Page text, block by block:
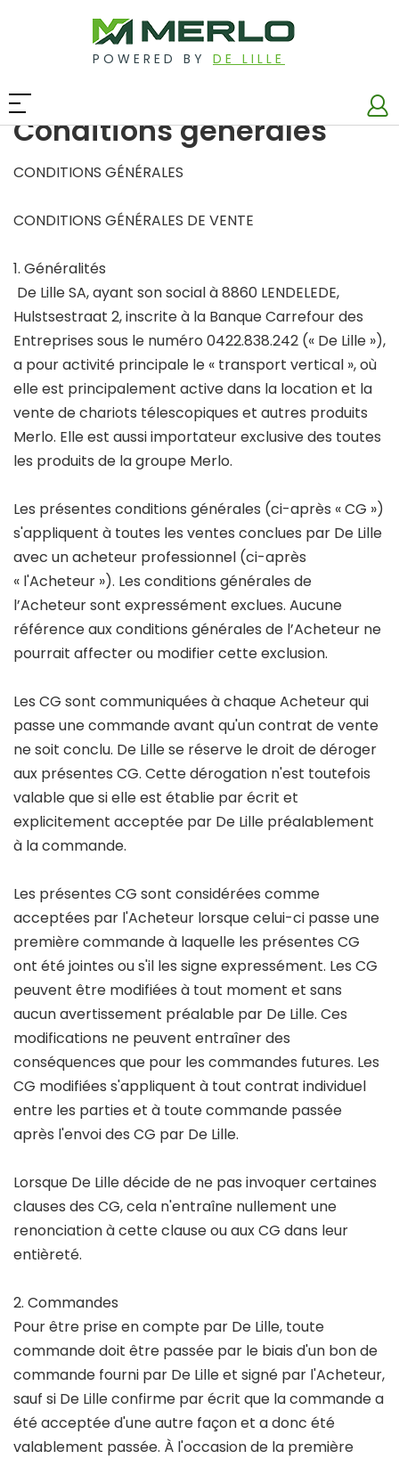
POWERED BY DE LILLE
Conditions générales
CONDITIONS GÉNÉRALES
CONDITIONS GÉNÉRALES DE VENTE
1. Généralités
De Lille SA, ayant son social à 8860 LENDELEDE,
Hulstsestraat 2, inscrite à la Banque Carrefour des
Entreprises sous le numéro 0422.838.242 (« De Lille »),
a pour activité principale le « transport vertical », où
elle est principalement active dans la location et la
vente de chariots télescopiques et autres produits
Merlo. Elle est aussi importateur exclusive des toutes
les produits de la groupe Merlo.
Les présentes conditions générales (ci-après « CG »)
s'appliquent à toutes les ventes conclues par De Lille
avec un acheteur professionnel (ci-après
« l'Acheteur »). Les conditions générales de
l’Acheteur sont expressément exclues. Aucune
référence aux conditions générales de l’Acheteur ne
pourrait affecter ou modifier cette exclusion.
Les CG sont communiquées à chaque Acheteur qui
passe une commande avant qu'un contrat de vente
ne soit conclu. De Lille se réserve le droit de déroger
aux présentes CG. Cette dérogation n'est toutefois
valable que si elle est établie par écrit et
explicitement acceptée par De Lille préalablement
à la commande.
Les présentes CG sont considérées comme
acceptées par l'Acheteur lorsque celui-ci passe une
première commande à laquelle les présentes CG
ont été jointes ou s'il les signe expressément. Les CG
peuvent être modifiées à tout moment et sans
aucun avertissement préalable par De Lille. Ces
modifications ne peuvent entraîner des
conséquences que pour les commandes futures. Les
CG modifiées s'appliquent à tout contrat individuel
entre les parties et à toute commande passée
après l'envoi des CG par De Lille.
Lorsque De Lille décide de ne pas invoquer certaines
clauses des CG, cela n'entraîne nullement une
renonciation à cette clause ou aux CG dans leur
entièreté.
2. Commandes
Pour être prise en compte par De Lille, toute
commande doit être passée par le biais d'un bon de
commande fourni par De Lille et signé par l'Acheteur,
sauf si De Lille confirme par écrit que la commande a
été acceptée d'une autre façon et a donc été
valablement passée. À l'occasion de la première